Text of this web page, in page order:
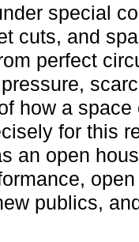
special
cuts, and
perfect
how a space
for this
an open
publics,